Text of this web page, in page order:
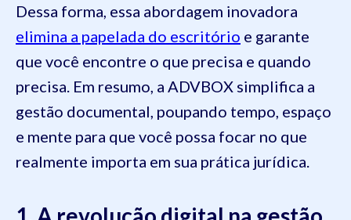
Dessa forma, essa abordagem inovadora
elimina a papelada do escritório e garante
que você encontre o que precisa e quando
precisa. Em resumo, a ADVBOX simplifica a
gestão documental, poupando tempo, espaço
e mente para que você possa focar no que
realmente importa em sua prática jurídica.